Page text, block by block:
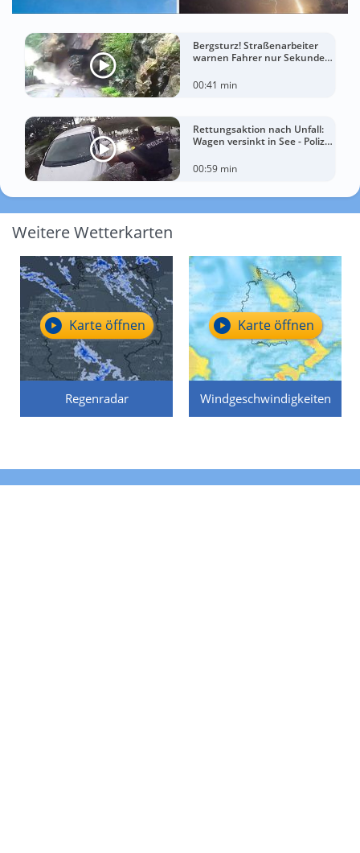
Bergsturz! Straßenarbeiter
warnen Fahrer nur Sekunden
00:41 min
Rettungsaktion nach Unfall:
Wagen versinkt in See - Polizei
00:59 min
Weitere Wetterkarten
Regenradar
Karte öffnen
Windgeschwindigkeiten
Karte öffnen